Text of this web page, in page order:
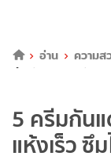
อ่าน
ความส
สำหรับสาวหน้ามัน แ
5 ครีมกัน
แห้งเร็ว ซึ